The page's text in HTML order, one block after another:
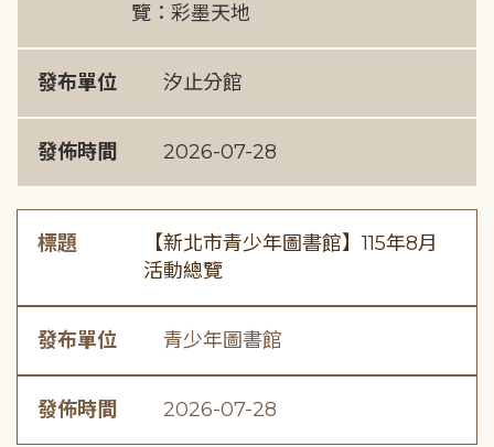
覽：彩墨天地
發布單位 汐止分館
發佈時間 2026-07-28
標題
【新北市青少年圖書館】115年8月
活動總覽
發布單位 青少年圖書館
發佈時間 2026-07-28